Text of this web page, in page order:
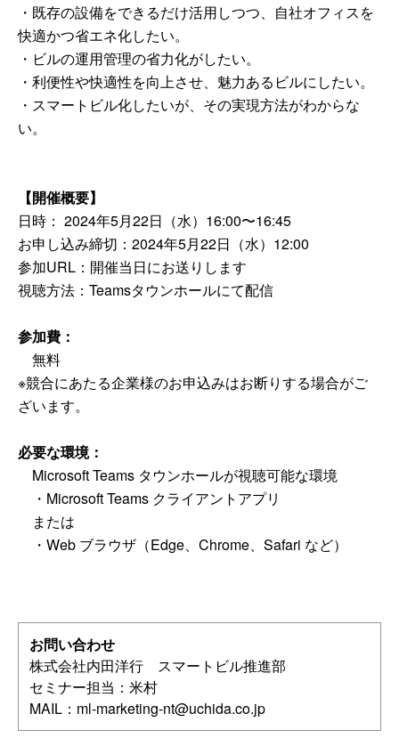
・既存の設備をできるだけ活用しつつ、自社オフィスを
快適かつ省エネ化したい。
・ビルの運用管理の省力化がしたい。
・利便性や快適性を向上させ、魅力あるビルにしたい。
・スマートビル化したいが、その実現方法がわからな
い。
【開催概要】
日時： 2024年5月22日（水）16:00〜16:45
お申し込み締切：2024年5月22日（水）12:00
参加URL：開催当日にお送りします
視聴方法：Teamsタウンホールにて配信
参加費：
無料
※競合にあたる企業様のお申込みはお断りする場合がご
ざいます。
必要な環境：
Microsoft Teams タウンホールが視聴可能な環境
・Microsoft Teams クライアントアプリ
または
・Web ブラウザ（Edge、Chrome、Safari など）
お問い合わせ
株式会社内田洋行 スマートビル推進部
セミナー担当：米村
MAIL： ml-marketing-nt@uchida.co.jp